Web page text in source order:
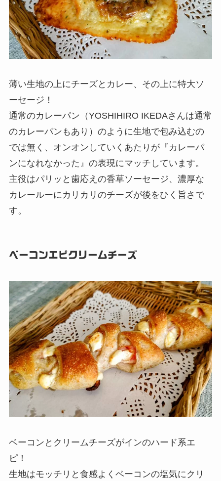
薄い生地の上にチーズとカレー、その上に特大ソ
ーセージ！
通常のカレーパン（YOSHIHIRO IKEDAさんは通常
のカレーパンもあり）のように生地で包み込むの
では無く、オンオンしていくあたりが『カレーパ
ンになれなかった』の表現にマッチしています。
主役はパリッと歯応えの香草ソーセージ、濃厚な
カレールーにカリカリのチーズが後をひく旨さで
す。
ベーコンエピクリームチーズ
ベーコンとクリームチーズがインのハード系エ
ピ！
生地はモッチリと食感よくベーコンの塩気にクリ